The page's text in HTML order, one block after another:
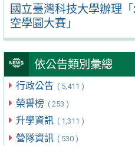
國立臺灣科技大學辦理
空學園大賽」
依公告類別彙總
行政公告 ( 5,411 )
榮譽榜 ( 253 )
升學資訊 ( 1,311 )
營隊資訊 ( 530 )